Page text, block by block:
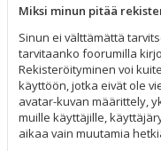
Miksi minun pitää
Sinun ei välttämättä
tarvitaanko foorumilla
Rekisteröityminen voi
käyttöön, jotka eivät ole
avatar-kuvan määrittely,
muille käyttäjille,
aikaa vain muutamia